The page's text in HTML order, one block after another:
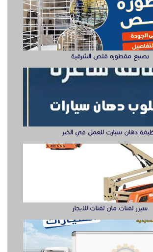
تصنيع مقطوره قلص الشرقية
دهان سيارت للعمل في الخبر
سيزر لفتات مان لفتات للايجار